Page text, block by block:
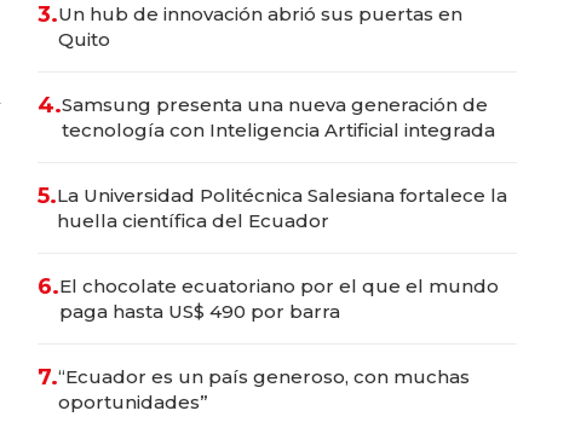
3.Un hub de innovación abrió sus puertas en
Quito
4.Samsung presenta una nueva generación de
tecnología con Inteligencia Artificial integrada
5.La Universidad Politécnica Salesiana fortalece la
huella científica del Ecuador
6.El chocolate ecuatoriano por el que el mundo
paga hasta US$ 490 por barra
7.“Ecuador es un país generoso, con muchas
oportunidades”